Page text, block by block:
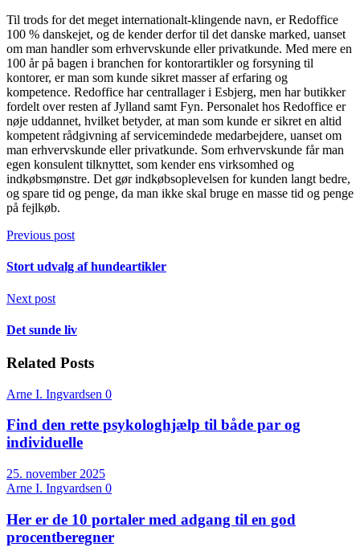
Til trods for det meget internationalt-klingende navn, er Redoffice
100 % danskejet, og de kender derfor til det danske marked, uanset
om man handler som erhvervskunde eller privatkunde. Med mere en
100 år på bagen i branchen for kontorartikler og forsyning til
kontorer, er man som kunde sikret masser af erfaring og
kompetence. Redoffice har centrallager i Esbjerg, men har butikker
fordelt over resten af Jylland samt Fyn. Personalet hos Redoffice er
nøje uddannet, hvilket betyder, at man som kunde er sikret en altid
kompetent rådgivning af servicemindede medarbejdere, uanset om
man erhvervskunde eller privatkunde. Som erhvervskunde får man
egen konsulent tilknyttet, som kender ens virksomhed og
indkøbsmønstre. Det gør indkøbsoplevelsen for kunden langt bedre,
og spare tid og penge, da man ikke skal bruge en masse tid og penge
på fejlkøb.
Previous post
Stort udvalg af hundeartikler
Next post
Det sunde liv
Related Posts
Arne I. Ingvardsen 0
Find den rette psykologhjælp til både par og
individuelle
25. november 2025
Arne I. Ingvardsen 0
Her er de 10 portaler med adgang til en god
procentberegner